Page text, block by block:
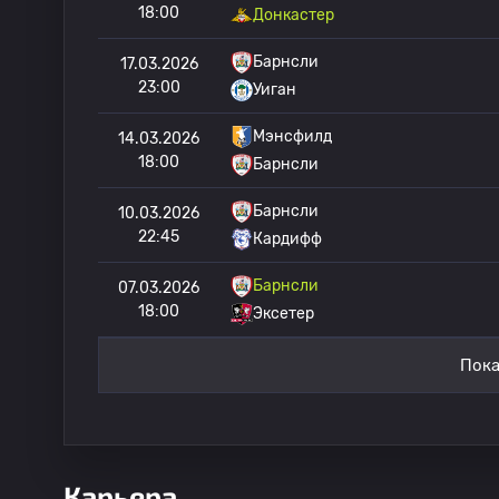
18:00 Донкастер
17.03.2026
23:00
Барнсли
Уиган
14.03.2026
18:00
Мэнсфилд
Барнсли
10.03.2026
22:45
Барнсли
Кардифф
07.03.2026
18:00
Барнсли
Эксетер